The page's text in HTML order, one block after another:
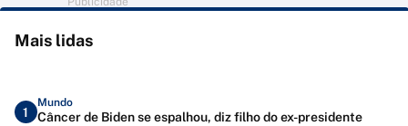
Mais lidas
1
Mundo
Câncer de Biden se espalhou, diz filho do ex-presidente